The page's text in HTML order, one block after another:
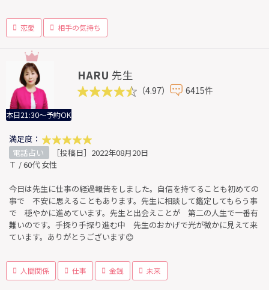
恋愛 相手の気持ち
本日21:30～予約OK
HARU 先生
（4.97） 6415件
満足度：
電話占い
［投稿日］2022年08月20日
Ｔ / 60代 女性
今日は先生に仕事の経過報告をしました。自信を持てることも初めての
事で 不安に思えることもあります。先生に相談して鑑定してもらう事
で 穏やかに進めています。先生と出会えことが 第二の人生で一番有
難いのです。手探り手探り進む中 先生のおかげで光が微かに見えて来
ています。ありがとうございます😊
人間関係 仕事 金銭 未来